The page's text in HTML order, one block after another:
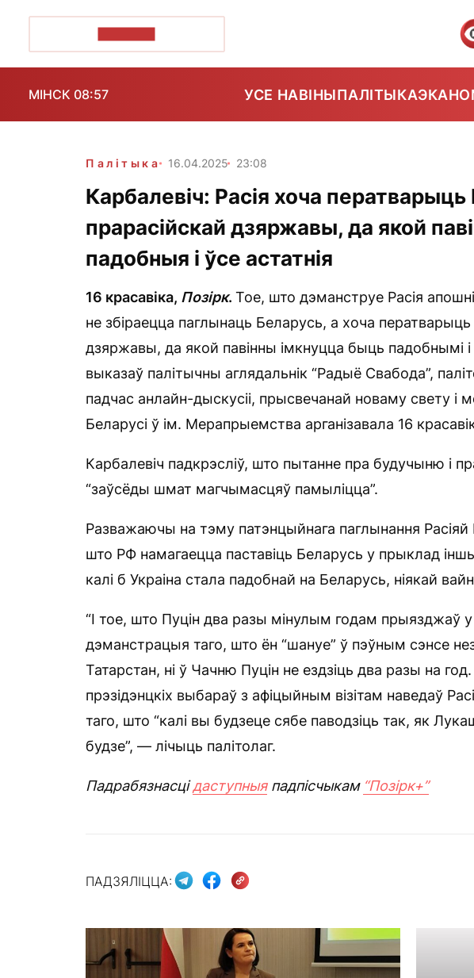
МІНСК 08:57 УСЕ НАВІНЫПАЛІТЫКА
Палітыка 16.04.2025 23:08
Карбалевіч: Расія хоча
прарасійскай дзяржавы, да якой
падобныя і ўсе астатнія
16 красавіка, Позірк. Тое, што дэманструе Расія
не збіраецца паглынаць Беларусь, а хоча ператварыць
дзяржавы, да якой павінны імкнуцца быць падобнымі
выказаў палітычны аглядальнік “Радыё Свабода”,
падчас анлайн-дыскусіі, прысвечанай новаму свету і
Беларусі ў ім. Мерапрыемства арганізавала 16
Карбалевіч падкрэсліў, што пытанне пра будучыню і
“заўсёды шмат магчымасцяў памыліцца”.
Разважаючы на тэму патэнцыйнага паглынання Расіяй
што РФ намагаецца паставіць Беларусь у прыклад
калі б Украіна стала падобнай на Беларусь, ніякай
“І тое, што Пуцін два разы мінулым годам прыязджаў
дэманстрацыя таго, што ён “шануе” ў пэўным сэнсе
Татарстан, ні ў Чачню Пуцін не ездзіць два разы на
прэзідэнцкіх выбараў з афіцыйным візітам наведаў
таго, што “калі вы будзеце сябе паводзіць так, як
будзе”, — лічыць палітолаг.
Падрабязнасцідаступныяпадпісчыкам “Позірк+”
ПАДЗЯЛІЦЦА: